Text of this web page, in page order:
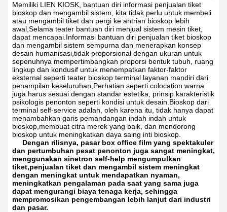
Memiliki LIEN KIOSK, bantuan diri informasi penjualan tiket
bioskop dan mengambil sistem, kita tidak perlu untuk membeli
atau mengambil tiket dan pergi ke antrian bioskop lebih
awal,Selama teater bantuan diri menjual sistem mesin tiket,
dapat mencapai.Informasi bantuan diri penjualan tiket bioskop
dan mengambil sistem sempurna dan menerapkan konsep
desain humanisasi,tidak proporsional dengan ukuran untuk
sepenuhnya mempertimbangkan proporsi bentuk tubuh, ruang
lingkup dan kondusif untuk menempatkan faktor-faktor
eksternal seperti teater bioskop terminal layanan mandiri dari
penampilan keseluruhan,Perhatian seperti colocation warna
juga harus sesuai dengan standar estetika, prinsip karakteristik
psikologis penonton seperti kondisi untuk desain.Bioskop dari
terminal self-service adalah, oleh karena itu, tidak hanya dapat
menambahkan garis pemandangan indah indah untuk
bioskop,membuat citra merek yang baik, dan mendorong
bioskop untuk meningkatkan daya saing inti bioskop.
Dengan rilisnya, pasar box office film yang spektakuler
dan pertumbuhan pesat penonton juga sangat meningkat,
menggunakan sinetron self-help mengumpulkan
tiket,penjualan tiket dan mengambil sistem meningkat
dengan meningkat untuk mendapatkan nyaman,
meningkatkan pengalaman pada saat yang sama juga
dapat mengurangi biaya tenaga kerja, sehingga
mempromosikan pengembangan lebih lanjut dari industri
dan pasar.